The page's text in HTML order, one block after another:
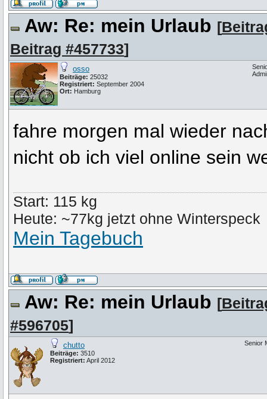
Aw: Re: mein Urlaub [
Beitrag #457733]
osso
Beiträge: 25032
Registriert: September 2004
Ort: Hamburg
fahre morgen mal wieder
nicht ob ich viel online sein
Start: 115 kg
Heute: ~77kg jetzt ohne Winterspeck
Mein Tagebuch
Aw: Re: mein Urlaub [
#596705]
chutto
Beiträge: 3510
Registriert: April 2012
Senior